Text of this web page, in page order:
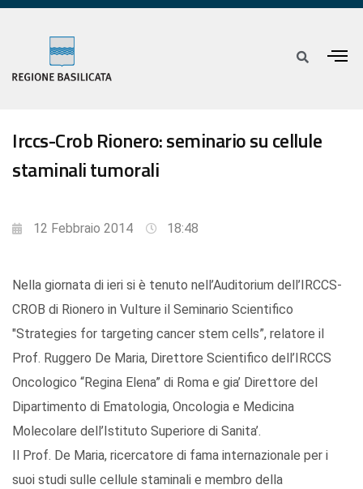
Irccs-Crob Rionero: seminario su cellule
staminali tumorali
12 Febbraio 2014 18:48
Nella giornata di ieri si è tenuto nell’Auditorium dell’IRCCS-
CROB di Rionero in Vulture il Seminario Scientifico
"Strategies for targeting cancer stem cells”, relatore il
Prof. Ruggero De Maria, Direttore Scientifico dell’IRCCS
Oncologico “Regina Elena” di Roma e gia’ Direttore del
Dipartimento di Ematologia, Oncologia e Medicina
Molecolare dell’Istituto Superiore di Sanita’.
Il Prof. De Maria, ricercatore di fama internazionale per i
suoi studi sulle cellule staminali e membro della